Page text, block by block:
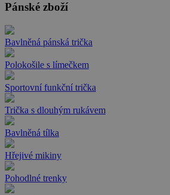
Pánské zboží
Bavlněná pánská trička
Polokošile s límečkem
Sportovní funkční trička
Trička s dlouhým rukávem
Bavlněná tílka
Hřejivé mikiny
Pohodlné trenky